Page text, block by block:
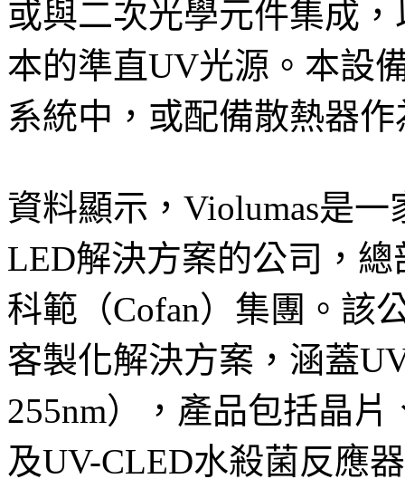
或與二次光學元件集成
本的準直UV光源。本設
系統中，或配備散熱器
資料顯示，Violumas是
LED解決方案的公司，
科範（Cofan）集團。該
客製化解決方案，涵蓋
255nm），產品包括晶
及UV-CLED水殺菌反應